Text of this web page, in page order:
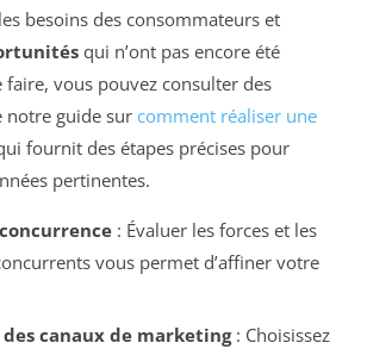
besoins des consommateurs et
qui n’ont pas encore été
faire, vous pouvez consulter des
notre guide sur comment réaliser une
fournit des étapes précises pour
pertinentes.
: Évaluer les forces et les
vous permet d’affiner votre
canaux de marketing: Choisissez